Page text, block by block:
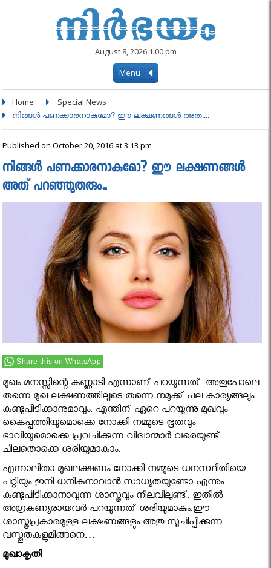
August 8, 2026 1:00 pm
Menu
Home Special News
നിങ്ങള്‍ പണക്കാരനാകുമോ? ഈ ലക്ഷണങ്ങള്‍ അത....
Published on October 20, 2016 at 3:13 pm
നിങ്ങള്‍ പണക്കാരനാകുമോ? ഈ ലക്ഷണങ്ങള്‍
അത് പറഞ്ഞുതരും..
Share this on WhatsApp
മുഖം മനസ്സിന്റെ കണ്ണാടി എന്നാണ് പറയുന്നത്. അതുപോലെ
തന്നെ മുഖ ലക്ഷണത്തിലൂടെ തന്നെ നമുക്ക് പല കാര്യങ്ങലും
കണ്ടുപിടിക്കാനുമാവും. എന്തിന് ഏറെ പറയുന്നു മുഖവും
കൈപ്പത്തിയുമൊക്കെ നോക്കി നമ്മുടെ ഭൂതവും
ഭാവിയുമൊക്കെ പ്രവചിക്കുന്ന വിദ്വാന്മാര്‍ വരെയുണ്ട്.
ചിലതൊക്കെ ശരിയുമാകാം.
എന്നാലിതാ മുഖലക്ഷണം നോക്കി നമ്മുടെ ധനസ്ഥിതിയെ
പറ്റിയും ഇനി ധനികനാവാന്‍ സാധ്യതയുണ്ടോ എന്നും
കണ്ടുപിടിക്കാനാവുന്ന ശാസ്ത്രവും നിലവിലുണ്ട്. ഇതില്‍
അഗ്രകണ്യരായവര്‍ പറയുന്നത് ശരിയുമാകും.ഈ
ശാസ്ത്രപ്രകാരമുള്ള ലക്ഷണങ്ങളും അതു സൂചിപ്പിക്കുന്ന
വസ്തുതകളുമിങ്ങനെ…
മുഖാകൃതി